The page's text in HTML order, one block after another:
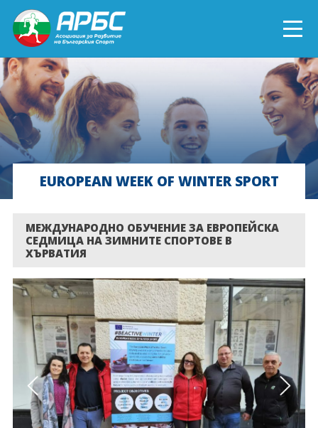
ENGLISH
СПОРТ БЛИЗО ДО ТЕБ
ТЕКУЩИ ПРОЕКТИ
ОНЛАЙН ОБУЧЕНИЯ
EUROPEAN WEEK OF WINTER SPORT
МЕЖДУНАРОДНО ОБУЧЕНИЕ ЗА ЕВРОПЕЙСКА
СЕДМИЦА НА ЗИМНИТЕ СПОРТОВЕ В
ХЪРВАТИЯ